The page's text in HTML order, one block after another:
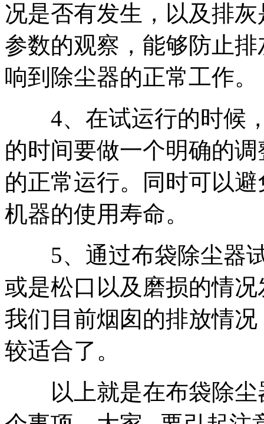
况是否有发生，以及排
参数的观察，能够防止
响到除尘器的正常工作。
4、在试运行的时候，
的时间要做一个明确的
的正常运行。同时可以
机器的使用寿命。
5、通过布袋除尘器试
或是松口以及磨损的情
我们目前烟囱的排放情
较适合了。
以上就是在布袋除尘